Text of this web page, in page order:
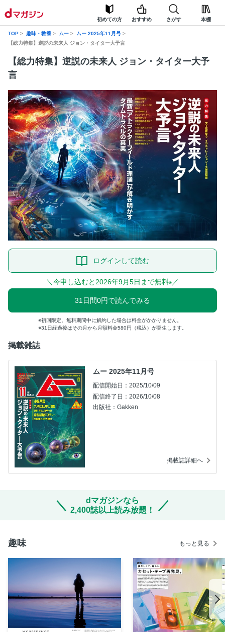
初めての方 おすすめ さがす 本棚
TOP 趣味・教養 ムー
ムー 2025年11月号
【総力特集】逆説の未来人 ジョン・タイター大予言
【総力特集】逆説の未来人 ジョン・タイター大予
言
ログインして読む
＼今申し込むと2026年9月5日まで無料※ ／
31日間0円で読んでみる
初回限定。無料期間中に解約した場合は料金がかかりません。
31日経過後はその月から月額料金580円（税込）が発生します。
掲載雑誌
ムー 2025年11月号
配信開始日：2025/10/09
配信終了日：2026/10/08
出版社：Gakken
掲載誌詳細へ
dマガジンなら
2,400誌以上読み放題！
趣味 もっと見る